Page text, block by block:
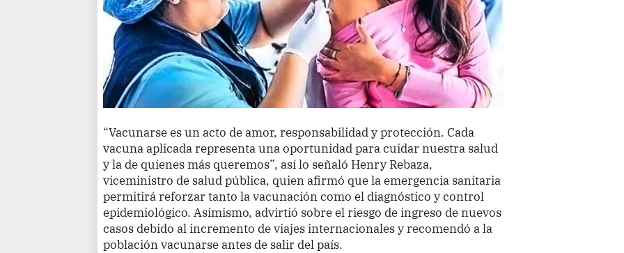
“Vacunarse es un acto de amor, responsabilidad y protección. Cada
vacuna aplicada representa una oportunidad para cuidar nuestra salud
y la de quienes más queremos”, así lo señaló Henry Rebaza,
viceministro de salud pública, quien afirmó que la emergencia sanitaria
permitirá reforzar tanto la vacunación como el diagnóstico y control
epidemiológico. Asimismo, advirtió sobre el riesgo de ingreso de nuevos
casos debido al incremento de viajes internacionales y recomendó a la
población vacunarse antes de salir del país.